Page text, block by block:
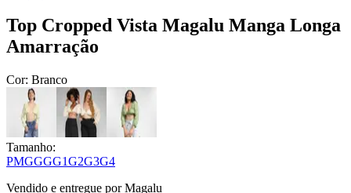
Top Cropped Vista Magalu Manga Longa
Amarração
Cor: Branco
Tamanho:
PMGGGG1G2G3G4
Vendido e entregue por Magalu